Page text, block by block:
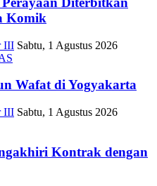
Komik
III Sabtu, 1 Agustus 2026
Wafat di Yogyakarta
III Sabtu, 1 Agustus 2026
Kontrak dengan